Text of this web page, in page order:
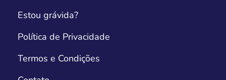
Estou grávida?
Política de Privacidade
Termos e Condições